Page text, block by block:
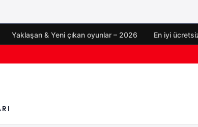
Yaklaşan & Yeni çıkan oyunlar – 2026 En iyi